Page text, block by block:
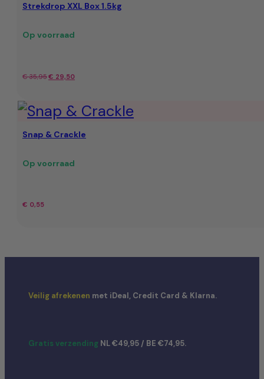
Strekdrop XXL Box 1.5kg
Op voorraad
€35,95Oorspronkelijke
was:
€ 35,95.
€ 29,50Huidige
is:
€ 29,50.
Snap & Crackle
Op voorraad
€ 0,55
Veilig afrekenen met iDeal, Credit Card & Klarna.
Gratis verzending NL €49,95 / BE €74,95.